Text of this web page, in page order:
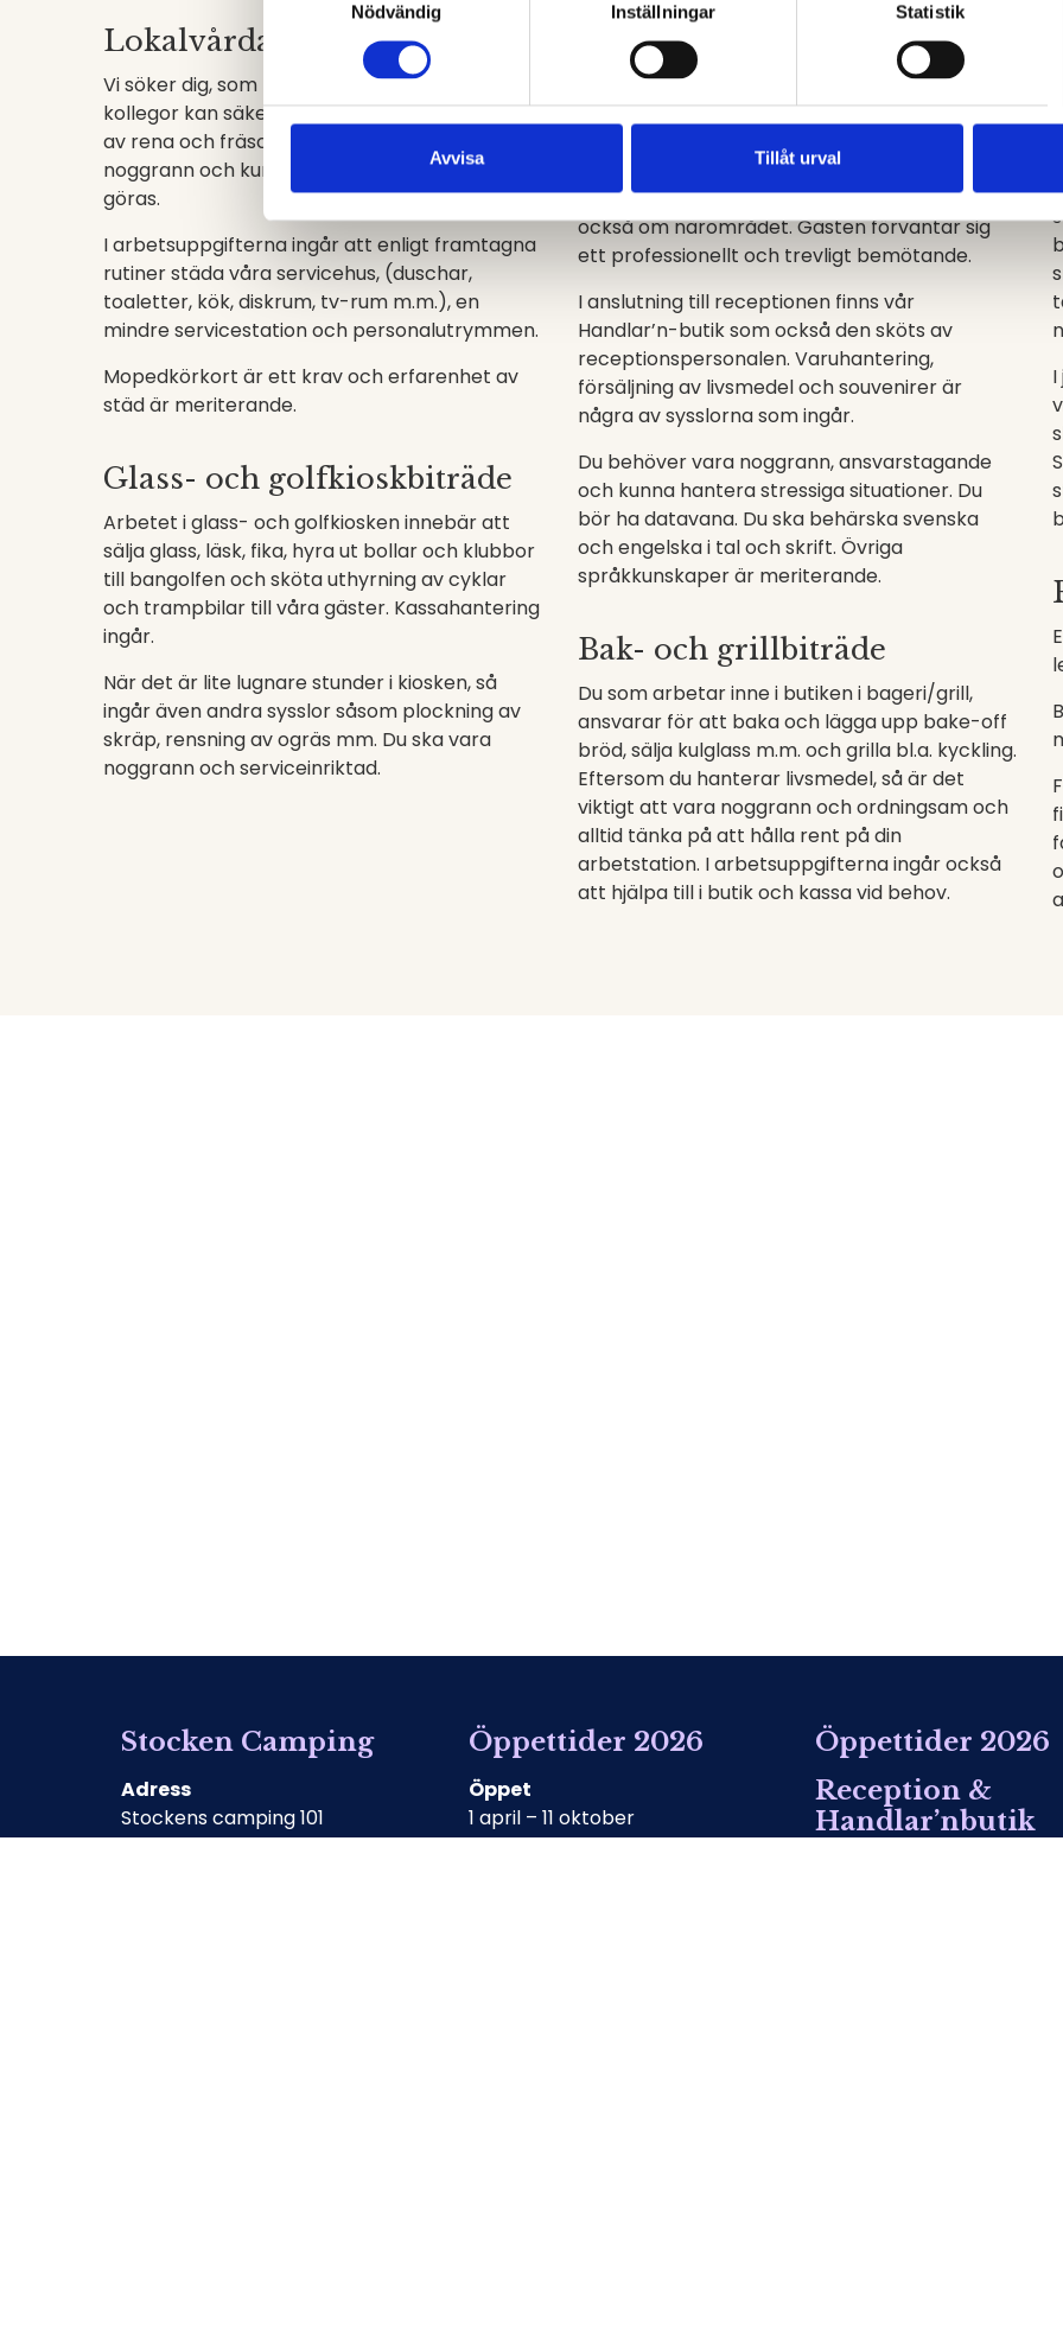
Nödvändig
Inställningar Statistik
Avvisa Tillåt urval
Lokalvårdare
Vi söker dig, som tillsammans med dina
kollegor kan säkerställa att våra gäster möts
av rena och fräscha lokaler. Du behöver vara
noggrann och kunna se vad som behöver
göras.
I arbetsuppgifterna ingår att enligt framtagna
rutiner städa våra servicehus, (duschar,
toaletter, kök, diskrum, tv-rum m.m.), en
mindre servicestation och personalutrymmen.
Mopedkörkort är ett krav och erfarenhet av
städ är meriterande.
Glass- och golfkioskbiträde
Arbetet i glass- och golfkiosken innebär att
sälja glass, läsk, fika, hyra ut bollar och klubbor
till bangolfen och sköta uthyrning av cyklar
och trampbilar till våra gäster. Kassahantering
ingår.
När det är lite lugnare stunder i kiosken, så
ingår även andra sysslor såsom plockning av
skräp, rensning av ogräs mm. Du ska vara
noggrann och serviceinriktad.
Receptionist/Butiksbiträde
Som receptionist är din huvudsakliga
arbetsuppgift försäljning av boende, in- och
utcheckningar, kassahantering och de
administrativa uppgifter som hör till. Du
informerar våra gäster om campingen, men
också om närområdet. Gästen förväntar sig
ett professionellt och trevligt bemötande.
I anslutning till receptionen finns vår
Handlar’n-butik som också den sköts av
receptionspersonalen. Varuhantering,
försäljning av livsmedel och souvenirer är
några av sysslorna som ingår.
Du behöver vara noggrann, ansvarstagande
och kunna hantera stressiga situationer. Du
bör ha datavana. Du ska behärska svenska
och engelska i tal och skrift. Övriga
språkkunskaper är meriterande.
Bak- och grillbiträde
Du som arbetar inne i butiken i bageri/grill,
ansvarar för att bakaoch lägga upp bake-off
bröd, sälja kulglass m.m. och grilla bl.a. kyckling.
Eftersom du hanterar livsmedel, så är det
viktigt att vara noggrann och ordningsam och
alltid tänka på att hålla rent på din
arbetstation. I arbetsuppgifterna ingår också
att hjälpa till i butik och kassa vid behov.
Stocken Camping
Adress
Stockens camping 101
474 92 Ellös
Öppettider 2026
Öppet
1 april – 11 oktober
Öppettider 2026
Reception &
Handlar’nbutik